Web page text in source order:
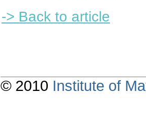
-> Back to article
© 2010 Institute of